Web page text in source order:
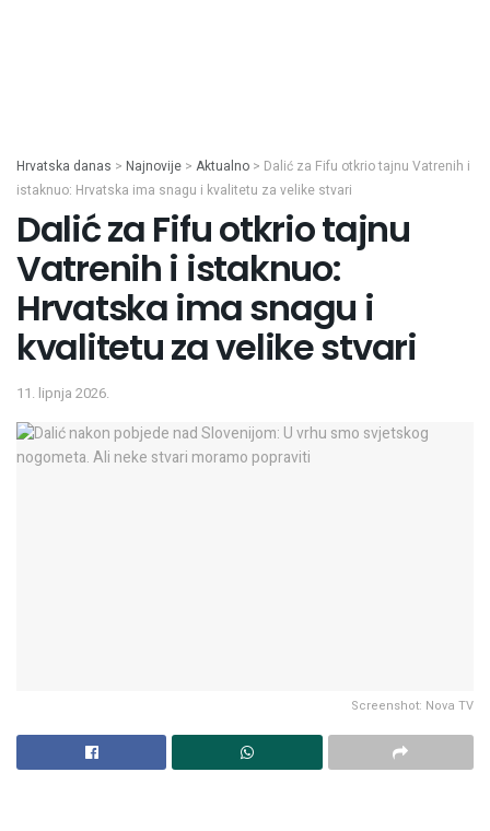
Hrvatska danas > Najnovije > Aktualno > Dalić za Fifu otkrio tajnu Vatrenih i
istaknuo: Hrvatska ima snagu i kvalitetu za velike stvari
Dalić za Fifu otkrio tajnu
Vatrenih i istaknuo:
Hrvatska ima snagu i
kvalitetu za velike stvari
11. lipnja 2026.
Screenshot: Nova TV